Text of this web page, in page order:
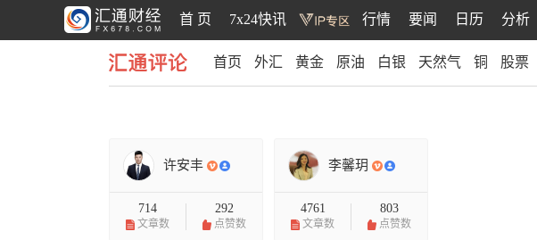
首 页 7x24快讯 行情 要闻 日历 分析
首页 外汇 黄金 原油 白银 天然气 铜 股票
许安丰
714
文章数
292
点赞数
李馨玥
4761
文章数
803
点赞数